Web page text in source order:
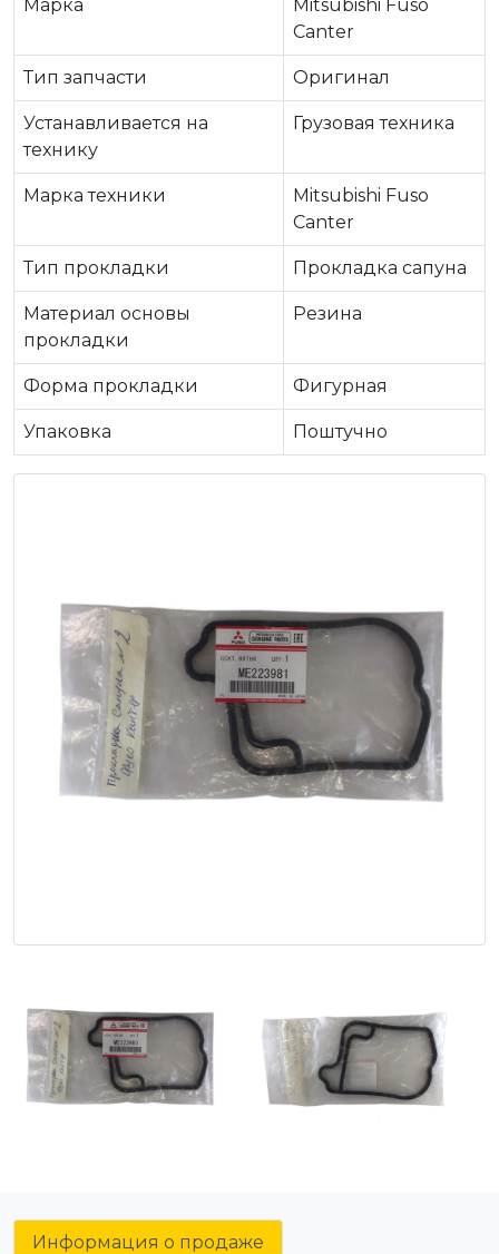
Марка
Mitsubishi Fuso
Canter
Тип запчасти Оригинал
Устанавливается на
технику
Грузовая техника
Марка техники
Mitsubishi Fuso
Canter
Тип прокладки Прокладка сапуна
Материал основы
прокладки
Резина
Форма прокладки Фигурная
Упаковка Поштучно
Информация о продаже